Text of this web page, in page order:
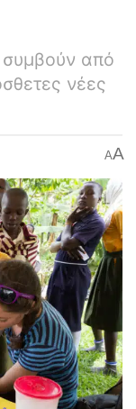
από
νέες
AA